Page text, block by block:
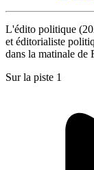
L'édito politique
et éditorialiste
dans la matinale de
Sur la piste 1